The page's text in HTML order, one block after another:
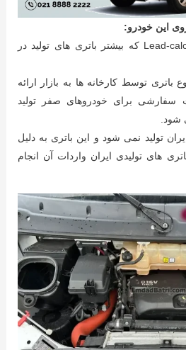
این خودرو:
Lead-calcium که بیشتر باتری های تولید در
باتری توسط کارخانه ها به بازار ارائه
برای خودروهای صفر تولید
شود.
تولید نمی شود و این باتری به دلیل
باتری های تولیدی ایران واردات آن انجام